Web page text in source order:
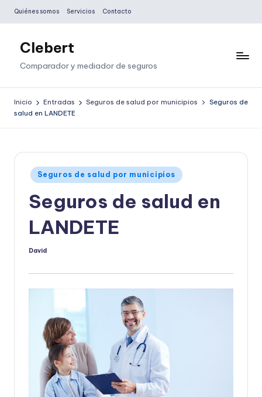
Saltar
contenido
Quiénes somos Servicios Contacto
Clebert
Comparador y mediador de seguros
Inicio Entradas Seguros de salud por municipios
Seguros de
salud en LANDETE
Publicado
en
Seguros de salud por municipios
Seguros de salud en
LANDETE
Publicado
David